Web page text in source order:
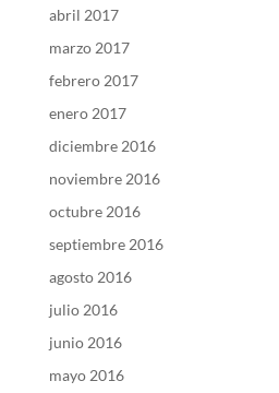
abril 2017
marzo 2017
febrero 2017
enero 2017
diciembre 2016
noviembre 2016
octubre 2016
septiembre 2016
agosto 2016
julio 2016
junio 2016
mayo 2016